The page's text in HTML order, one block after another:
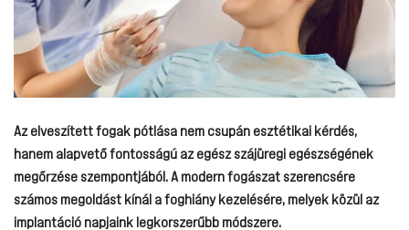
Az elveszített fogak pótlása nem csupán esztétikai kérdés,
hanem alapvető fontosságú az egész szájüregi egészségének
megőrzése szempontjából. A modern fogászat szerencsére
számos megoldást kínál a foghiány kezelésére, melyek közül az
implantáció napjaink legkorszerűbb módszere.